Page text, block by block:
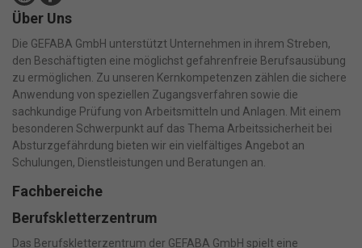
Über Uns
Die GEFABA GmbH unterstützt Unternehmen in ihrem Streben,
den Beschäftigten eine möglichst gefahrenfreie Berufsausübung
zu ermöglichen. Zu unseren Kernkompetenzen zählen die sichere
Anwendung von speziellen Zugangsverfahren sowie die
sachkundige Prüfung von Arbeitsmitteln und Anlagen. Mit einem
besonderen Schwerpunkt auf das Thema Arbeitssicherheit bei
Absturzgefährdung bieten wir ein vielfältiges Angebot an
Schulungen, Dienstleistungen und Beratungen an.
Fachbereiche
Berufskletterzentrum
Das Berufskletterzentrum der GEFABA GmbH spielt eine